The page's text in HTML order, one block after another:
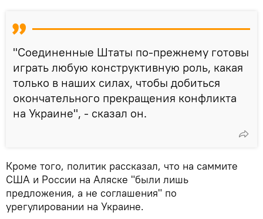
"Соединенные Штаты по-прежнему готовы
играть любую конструктивную роль, какая
только в наших силах, чтобы добиться
окончательного прекращения конфликта
на Украине", - сказал он.
Кроме того, политик рассказал, что на саммите
США и России на Аляске "были лишь
предложения, а не соглашения" по
урегулировании на Украине.